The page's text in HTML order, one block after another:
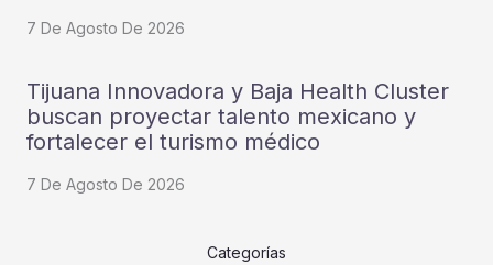
7 De Agosto De 2026
Tijuana Innovadora y Baja Health Cluster
buscan proyectar talento mexicano y
fortalecer el turismo médico
7 De Agosto De 2026
Categorías